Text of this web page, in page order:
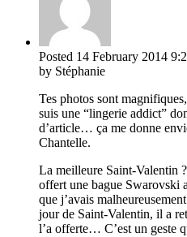
Posted 14 February 2014
by Stéphanie
Tes photos sont
suis une “lingerie addict”
d’article… ça me donne
Chantelle.
La meilleure Saint-Valentin
offert une bague Swarovski
que j’avais
jour de Saint-Valentin, il a
l’a offerte… C’est un geste